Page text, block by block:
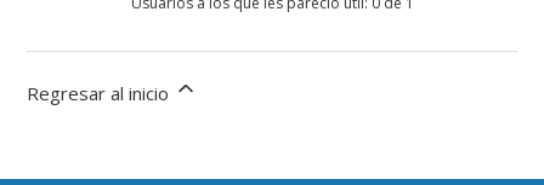
Regresar al inicio